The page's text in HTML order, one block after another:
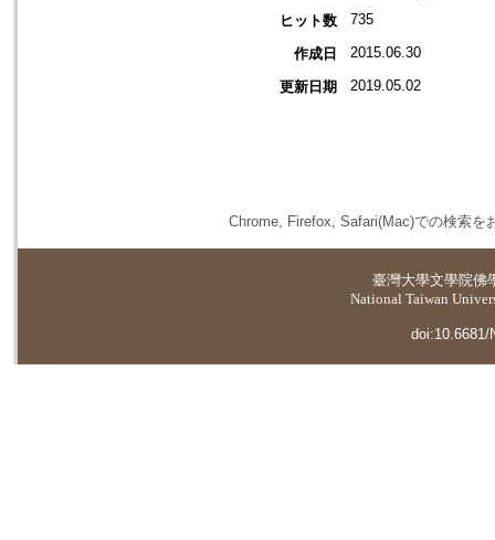
ヒット数
735
作成日 2015.06.30
更新日期 2019.05.02
Chrome, Firefox, Safari(Mac)での検索を
臺灣大學文學院佛
National Taiwan
doi:10.6681/